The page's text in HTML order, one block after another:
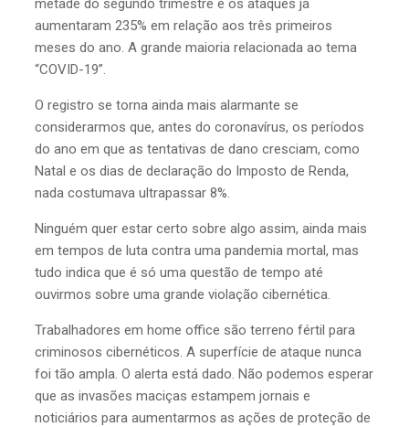
metade do segundo trimestre e os ataques já
aumentaram 235% em relação aos três primeiros
meses do ano. A grande maioria relacionada ao tema
“COVID-19”.
O registro se torna ainda mais alarmante se
considerarmos que, antes do coronavírus, os períodos
do ano em que as tentativas de dano cresciam, como
Natal e os dias de declaração do Imposto de Renda,
nada costumava ultrapassar 8%.
Ninguém quer estar certo sobre algo assim, ainda mais
em tempos de luta contra uma pandemia mortal, mas
tudo indica que é só uma questão de tempo até
ouvirmos sobre uma grande violação cibernética.
Trabalhadores em home office são terreno fértil para
criminosos cibernéticos. A superfície de ataque nunca
foi tão ampla. O alerta está dado. Não podemos esperar
que as invasões maciças estampem jornais e
noticiários para aumentarmos as ações de proteção de